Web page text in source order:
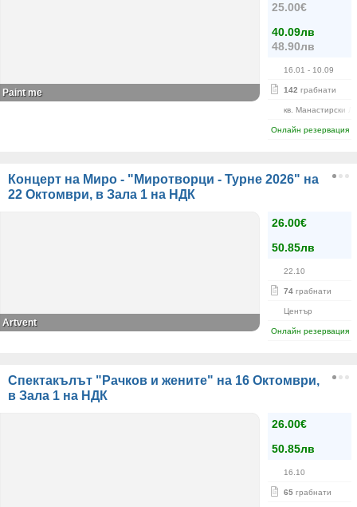
25.00€
40.09лв
48.90лв
16.01 - 10.09
142 грабнати
кв. Манастирски
Онлайн резервация
Paint me
Концерт на Миро - "Миротворци - Турне 2026" на
22 Октомври, в Зала 1 на НДК
26.00€
50.85лв
22.10
74 грабнати
Център
Онлайн резервация
Artvent
Спектакълът "Рачков и жените" на 16 Октомври,
в Зала 1 на НДК
26.00€
50.85лв
16.10
65 грабнати